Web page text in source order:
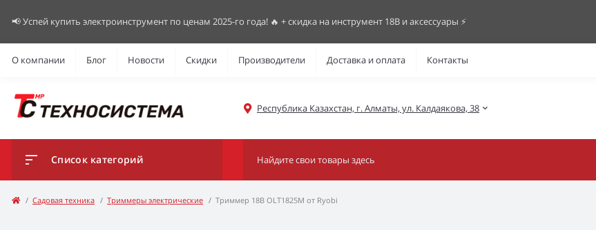
📢 Успей купить электроинструмент по ценам 2025-го года! 🔥 + скидка на инструмент 18В и аксессуары ⚡️
О компании Блог Новости Скидки Производители Доставка и оплата Контакты
Республика Казахстан, г. Алматы, ул. Калдаякова, 38
Список категорий
Садовая техника Триммеры электрические Триммер 18В OLT1825M от Ryobi